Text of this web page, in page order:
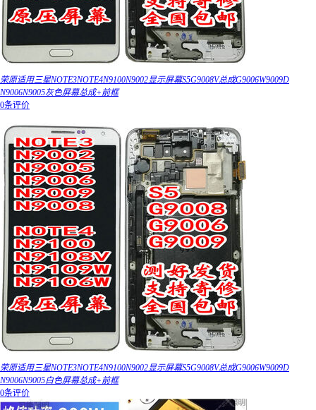
荣原适用三星NOTE3NOTE4N9100N9002显示屏幕S5G9008V总成G9006W9009D
N9006N9005灰色屏幕总成+前框
0条评价
荣原适用三星NOTE3NOTE4N9100N9002显示屏幕S5G9008V总成G9006W9009D
N9006N9005白色屏幕总成+前框
0条评价